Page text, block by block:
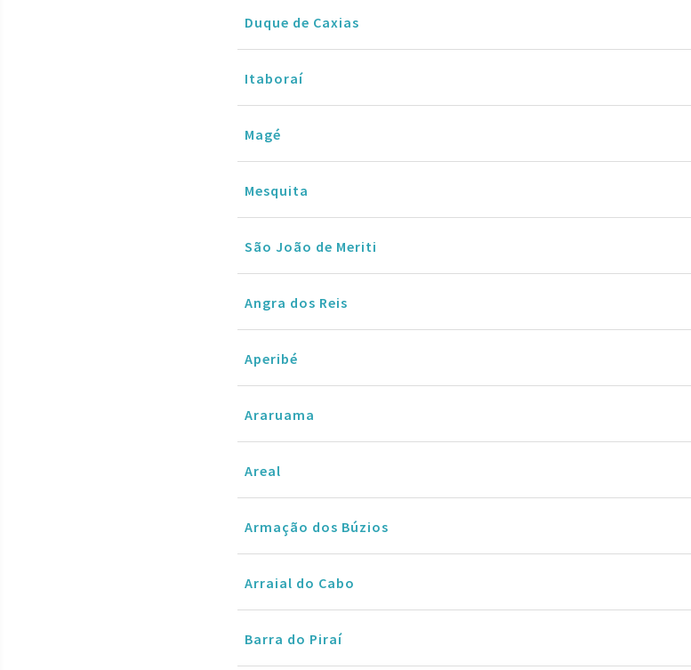
Duque de Caxias
Itaboraí
Magé
Mesquita
São João de Meriti
Angra dos Reis
Aperibé
Araruama
Areal
Armação dos Búzios
Arraial do Cabo
Barra do Piraí